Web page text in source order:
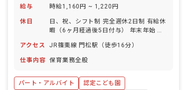
給与 時給1,160円 ~ 1,220円
休日
日、祝、シフト制 完全週休2日制 有給休
暇（6ヶ月経過後5日付与） 年末年始 育
アクセス
JR篠栗線 門松駅（徒歩16分）
仕事内容 保育業務全般
パート・アルバイト
認定こども園